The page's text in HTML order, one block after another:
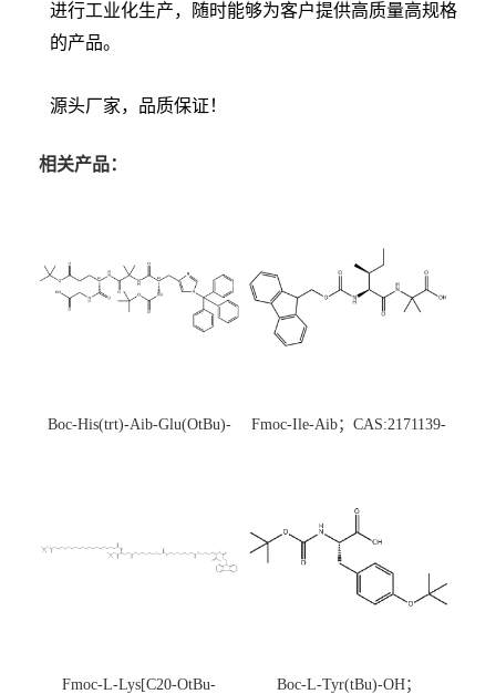
进行工业化生产，随时能够为客户提供高质量高规格
的产品。
源头厂家，品质保证！
相关产品：
Boc-His(trt)-Aib-Glu(OtBu)-
Fmoc-Ile-Aib；CAS:2171139-
Fmoc-L-Lys[C20-OtBu-
Boc-L-Tyr(tBu)-OH；